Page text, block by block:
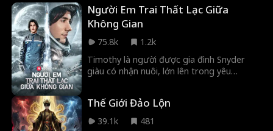
Người Em Trai Thất Lạc Giữa
Không Gian
75.8k
1.2k
Timothy là người được gia đình Snyder
giàu có nhận nuôi, lớn lên trong yêu
trai ruột thất lạc quay trở về. Bằng dối trá
và thao túng, Matthew khiến cả gia đình
Thế Giới Đảo Lộn
39.1k
481